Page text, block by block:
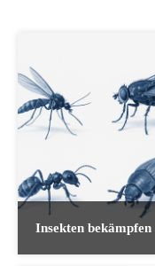
Insekten bekämpfen